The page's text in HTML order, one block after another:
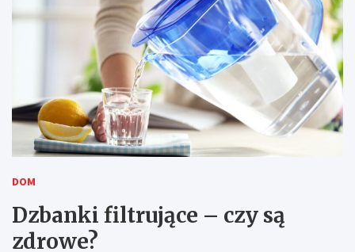
DOM
Dzbanki filtrujące – czy są
zdrowe?